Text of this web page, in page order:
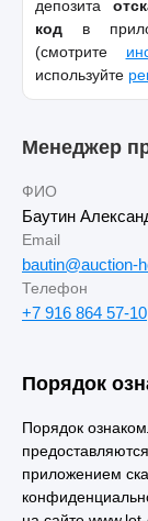
депозита
код в
(смотрите
используйте
Менеджер
ФИО
Баутин
Email
bautin@auction-
Телефон
+7 916 864 57-10
Порядок
Порядок
приложением